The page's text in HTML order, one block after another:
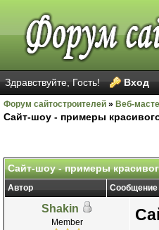
Здравствуйте, Гость! Вход
Форум сайтостроителей » Веб-
Сайт-шоу - примеры
Сайт-шоу - примеры
Автор Сообщение
Shakin
Member